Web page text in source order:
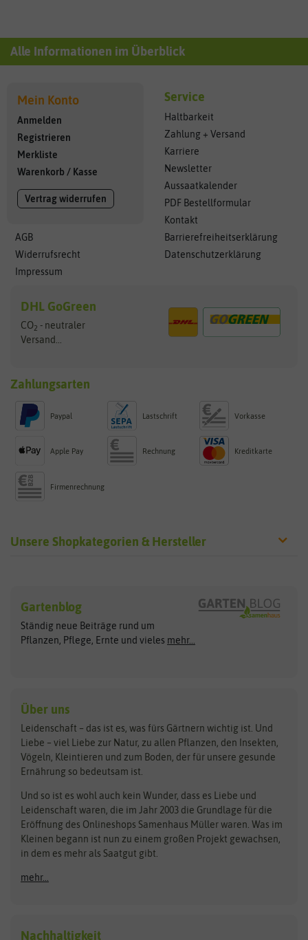
Alle Informationen im Überblick
Mein Konto
Anmelden
Registrieren
Merkliste
Warenkorb / Kasse
Vertrag widerrufen
AGB
Widerrufsrecht
Impressum
Service
Haltbarkeit
Zahlung + Versand
Karriere
Newsletter
Aussaatkalender
PDF Bestellformular
Kontakt
Barrierefreiheitserklärung
Datenschutzerklärung
DHL GoGreen
CO2 - neutraler
Versand...
Zahlungsarten
Paypal Lastschrift Vorkasse
Apple Pay Rechnung Kreditkarte
Firmenrechnung
Unsere Shopkategorien & Hersteller
Exotische Samen
Gemüsesamen
Gründünger
Kräutersamen
Obstsamen
Pilzbrut
Rasensamen
Steckzwiebeln
Zimmer & Kübelpflanzen
Kataloge
Schnäppchen
Anzucht & Gartenzubehör
Anzuchtschalen
Arche Noah
ASB Greenworld
Benary
Bingenheimer Saatgut
Bionana
BIOWOL
Blumicorn
Bûten Birds
Carl Pabst
Clever Pots
COMPO
Dürr-Samen
Feldsaaten Freudenberger
Fertil
Flora Elite
Gartenblog
Ständig neue Beiträge rund um
Pflanzen, Pflege, Ernte und vieles mehr...
Über uns
Leidenschaft – das ist es, was fürs Gärtnern wichtig ist. Und
Liebe – viel Liebe zur Natur, zu allen Pflanzen, den Insekten,
Vögeln, Kleintieren und zum Boden, der für unsere gesunde
Ernährung so bedeutsam ist.
Und so ist es wohl auch kein Wunder, dass es Liebe und
Leidenschaft waren, die im Jahr 2003 die Grundlage für die
Eröffnung des Onlineshops Samenhaus Müller waren. Was im
Kleinen begann ist nun zu einem großen Projekt gewachsen,
in dem es mehr als Saatgut gibt.
mehr...
Nachhaltigkeit